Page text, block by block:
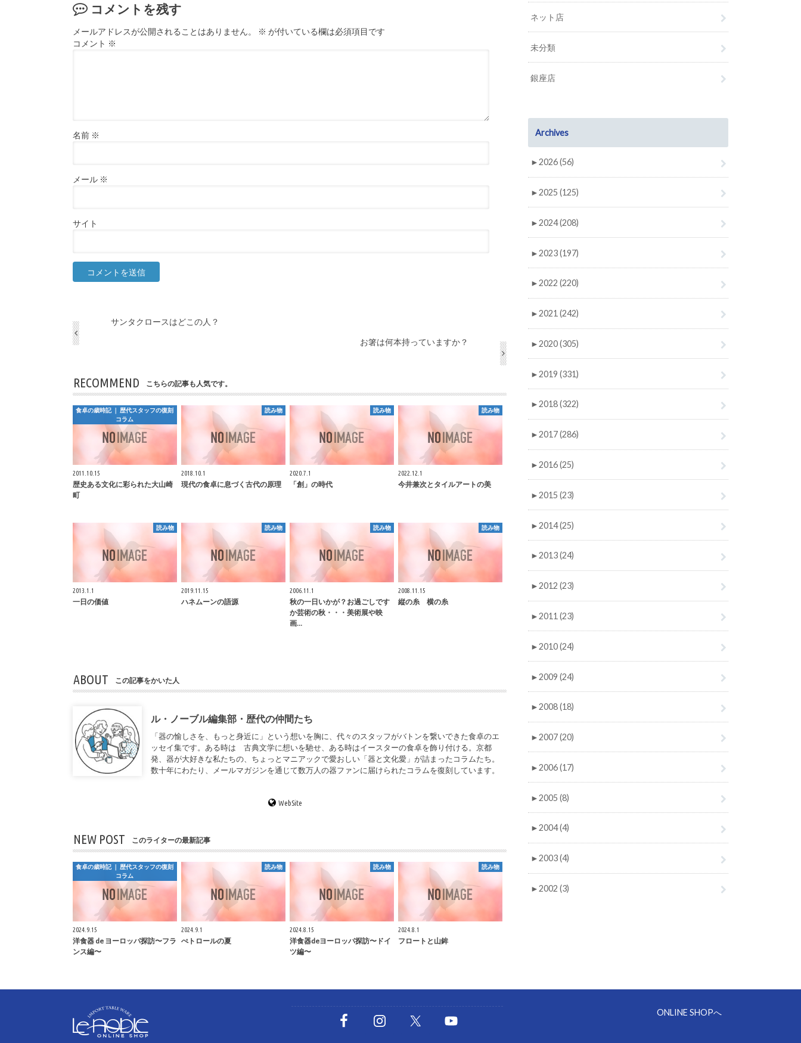
コメントを残す
メールアドレスが公開されることはありません。 ※ が付いている欄は必須項目です
コメント ※
名前 ※
メール ※
サイト
サンタクロースはどこの人？
お箸は何本持っていますか？
RECOMMEND こちらの記事も人気です。
食卓の歳時記 ｜ 歴代スタッフの復刻
コラム
2011.10.15
歴史ある文化に彩られた大山崎
町
読み物
2018.10.1
現代の食卓に息づく古代の原理
読み物
2020.7.1
「創」の時代
読み物
2022.12.1
今井兼次とタイルアートの美
読み物
2013.1.1
一日の価値
読み物
2019.11.15
ハネムーンの語源
読み物
2006.11.1
秋の一日いかが？お過ごしです
か芸術の秋・・・美術展や映
画…
読み物
2008.11.15
縦の糸 横の糸
ABOUT この記事をかいた人
ル・ノーブル編集部・歴代の仲間たち
「器の愉しさを、もっと身近に」という想いを胸に、代々のスタッフがバトンを繋いできた食卓のエ
ッセイ集です。ある時は 古典文学に想いを馳せ、ある時はイースターの食卓を飾り付ける。京都
発、器が大好きな私たちの、ちょっとマニアックで愛おしい「器と文化愛」が詰まったコラムたち。
数十年にわたり、メールマガジンを通じて数万人の器ファンに届けられたコラムを復刻しています。
WebSite
NEW POST このライターの最新記事
食卓の歳時記 ｜ 歴代スタッフの復刻
コラム
2024.9.15
洋食器 de ヨーロッパ探訪〜フラ
ンス編〜
読み物
2024.9.1
ぺトロールの夏
読み物
2024.8.15
洋食器deヨーロッパ探訪〜ドイ
ツ編〜
読み物
2024.8.1
フロートと山鉾
ネット店
未分類
銀座店
Archives
►2026 (56)
►2025 (125)
►2024 (208)
►2023 (197)
►2022 (220)
►2021 (242)
►2020 (305)
►2019 (331)
►2018 (322)
►2017 (286)
►2016 (25)
►2015 (23)
►2014 (25)
►2013 (24)
►2012 (23)
►2011 (23)
►2010 (24)
►2009 (24)
►2008 (18)
►2007 (20)
►2006 (17)
►2005 (8)
►2004 (4)
►2003 (4)
►2002 (3)
ONLINE SHOPへ